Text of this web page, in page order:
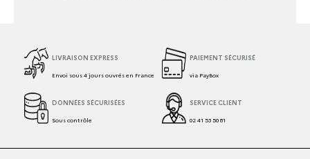
LIVRAISON EXPRESS
Envoi sous 4 jours ouvrés en France
PAIEMENT SÉCURISÉ
via PayBox
DONNÉES SÉCURISÉES
Sous contrôle
SERVICE CLIENT
02 41 53 50 81